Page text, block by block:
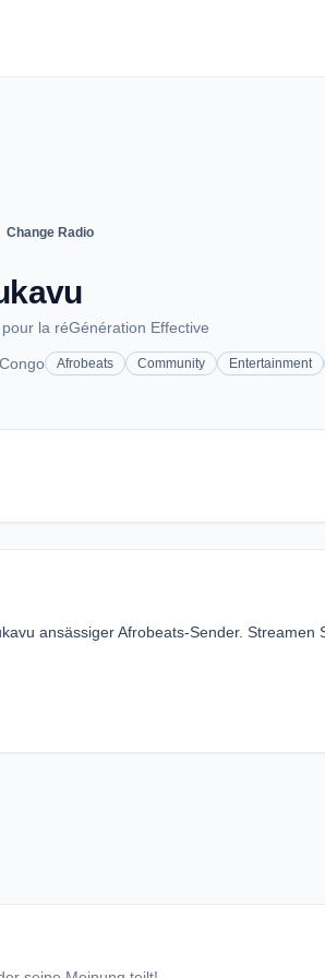
Change Radio
la réGénération Effective
Afrobeats Community Entertainment
ansässiger Afrobeats-Sender. Streamen